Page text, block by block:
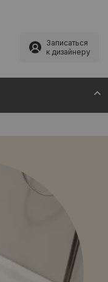
Записаться
к дизайнеру